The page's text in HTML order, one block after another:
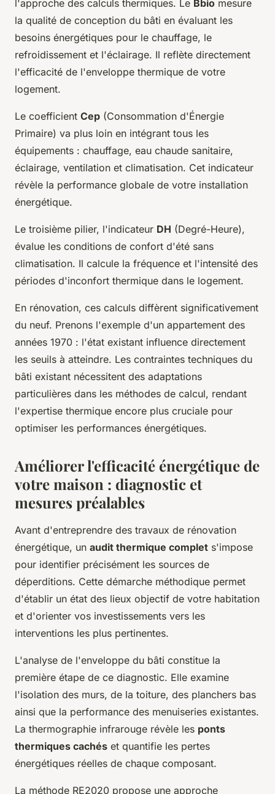
l'approche des calculs thermiques. Le Bbio mesure
la qualité de conception du bâti en évaluant les
besoins énergétiques pour le chauffage, le
refroidissement et l'éclairage. Il reflète directement
l'efficacité de l'enveloppe thermique de votre
logement.
Le coefficient Cep (Consommation d'Énergie
Primaire) va plus loin en intégrant tous les
équipements : chauffage, eau chaude sanitaire,
éclairage, ventilation et climatisation. Cet indicateur
révèle la performance globale de votre installation
énergétique.
Le troisième pilier, l'indicateur DH (Degré-Heure),
évalue les conditions de confort d'été sans
climatisation. Il calcule la fréquence et l'intensité des
périodes d'inconfort thermique dans le logement.
En rénovation, ces calculs diffèrent significativement
du neuf. Prenons l'exemple d'un appartement des
années 1970 : l'état existant influence directement
les seuils à atteindre. Les contraintes techniques du
bâti existant nécessitent des adaptations
particulières dans les méthodes de calcul, rendant
l'expertise thermique encore plus cruciale pour
optimiser les performances énergétiques.
Améliorer l'efficacité énergétique de
votre maison : diagnostic et
mesures préalables
Avant d'entreprendre des travaux de rénovation
énergétique, un audit thermique complet s'impose
pour identifier précisément les sources de
déperditions. Cette démarche méthodique permet
d'établir un état des lieux objectif de votre habitation
et d'orienter vos investissements vers les
interventions les plus pertinentes.
L'analyse de l'enveloppe du bâti constitue la
première étape de ce diagnostic. Elle examine
l'isolation des murs, de la toiture, des planchers bas
ainsi que la performance des menuiseries existantes.
La thermographie infrarouge révèle les ponts
thermiques cachés et quantifie les pertes
énergétiques réelles de chaque composant.
La méthode RE2020 propose une approche